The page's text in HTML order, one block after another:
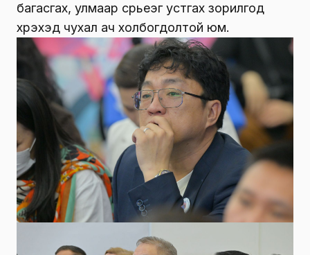
багасгах, улмаар сүрьеэг устгах зорилгод
хүрэхэд чухал ач холбогдолтой юм.